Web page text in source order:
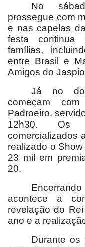
No
prossegue com
e nas capelas
festa continua
famílias,
entre Brasil e
Amigos do
Já no
começam
Padroeiro,
12h30. Os
comercializados
realizado o
23 mil em
20.
acontece a
revelação do
ano e a
Durante os